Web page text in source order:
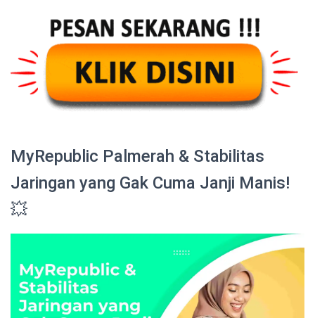
MyRepublic Palmerah & Stabilitas
Jaringan yang Gak Cuma Janji Manis!
💥